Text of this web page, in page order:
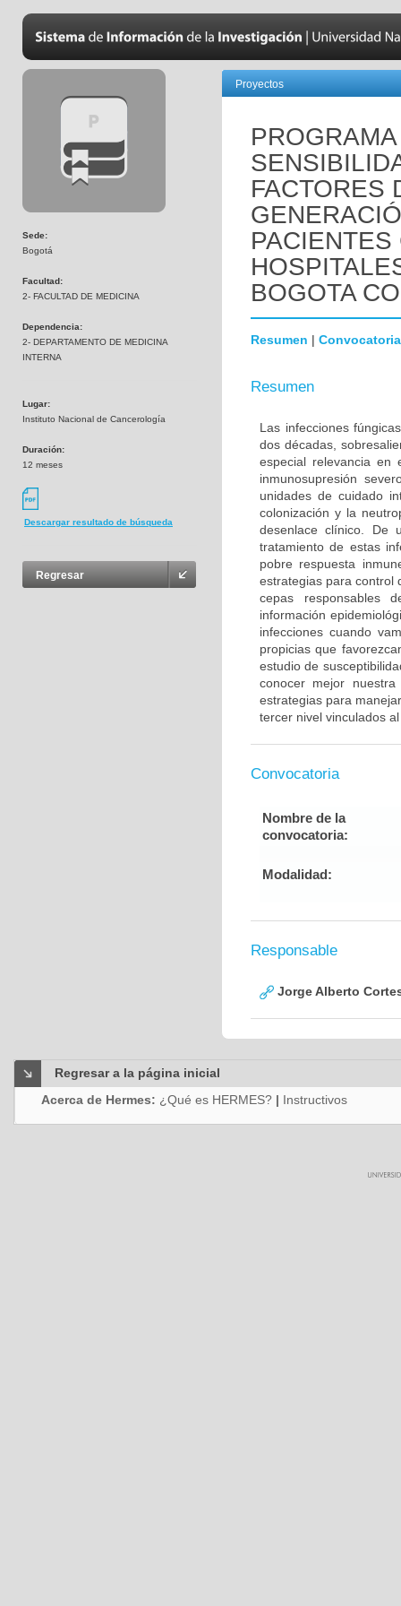
Sede:
Bogotá
Facultad:
2- FACULTAD DE MEDICINA
Dependencia:
2- DEPARTAMENTO DE MEDICINA
INTERNA
Lugar:
Instituto Nacional de Cancerología
Duración:
12 meses
Descargar resultado de búsqueda
Regresar
Proyectos
FACTORES
BOGOTA
Resumen | Convocatoria
Resumen
Las infecciones
dos décadas,
especial relevancia en
inmunosupresión
unidades de cuidado
colonización y la
desenlace clínico. De
tratamiento de estas
pobre respuesta
estrategias para control
cepas responsables
información
infecciones cuando
propicias que
estudio de
conocer mejor
estrategias para
tercer nivel vinculados
Convocatoria
Nombre de la
convocatoria:
Modalidad:
Responsable
Jorge Alberto
Regresar a la página inicial
Acerca de Hermes: ¿Qué es HERMES? | Instructivos